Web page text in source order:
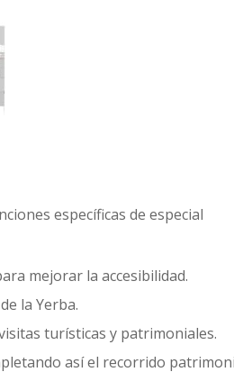
específicas de especial
mejorar la accesibilidad.
la Yerba.
turísticas y patrimoniales.
así el recorrido